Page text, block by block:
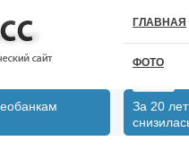
ГЛАВНАЯ
ФОТО
За 20